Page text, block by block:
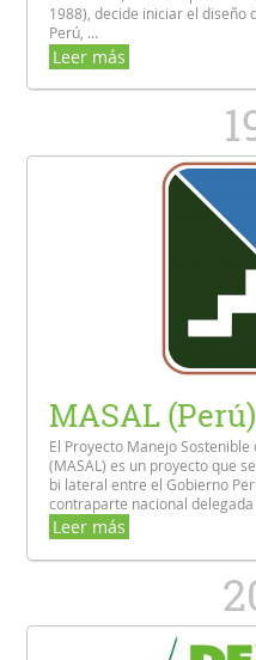
1988), decide iniciar el diseño
Perú, ...
Leer más
MASAL (Perú)
El Proyecto Manejo
(MASAL) es un proyecto que
bi lateral entre el Gobierno
contraparte nacional
Leer más